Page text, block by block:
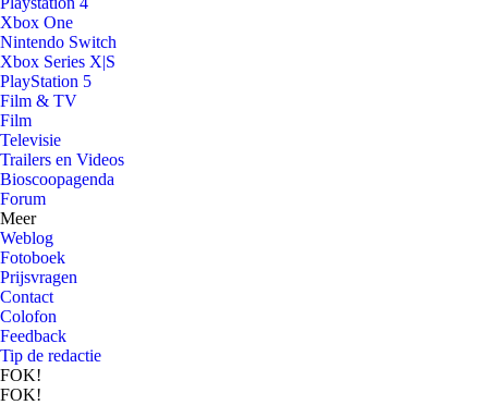
Xbox One
Nintendo Switch
Xbox Series X|S
PlayStation 5
Film & TV
Film
Televisie
Trailers en Videos
Bioscoopagenda
Forum
Meer
Weblog
Fotoboek
Prijsvragen
Contact
Colofon
Feedback
Tip de redactie
FOK!
FOK!